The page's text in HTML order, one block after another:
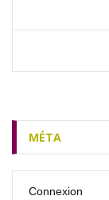
MÉTA
Connexion